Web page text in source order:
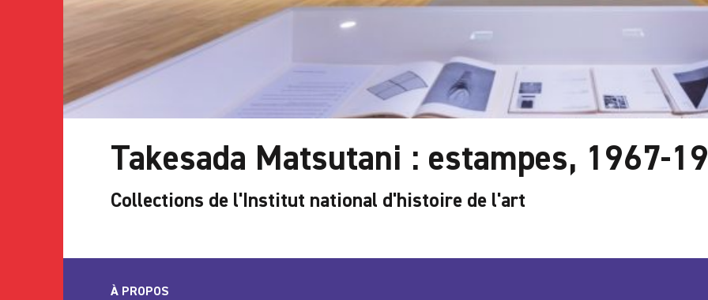
Takesada Matsutani : estampes, 1967-
Collections de l'Institut national d'histoire de l'art
À PROPOS